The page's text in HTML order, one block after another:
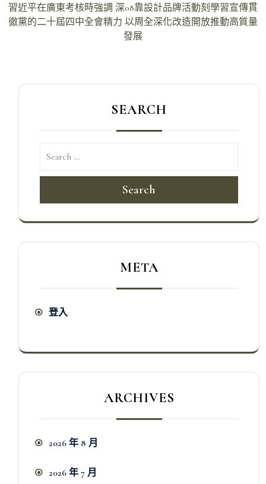
導
覽
習近平在廣東考核時強調 深08靠設計品牌活動刻學習宣傳貫
徹黨的二十屆四中全會精力 以周全深化改造開放推動高質量
發展
SEARCH
Search
META
登入
ARCHIVES
2026 年 8 月
2026 年 7 月